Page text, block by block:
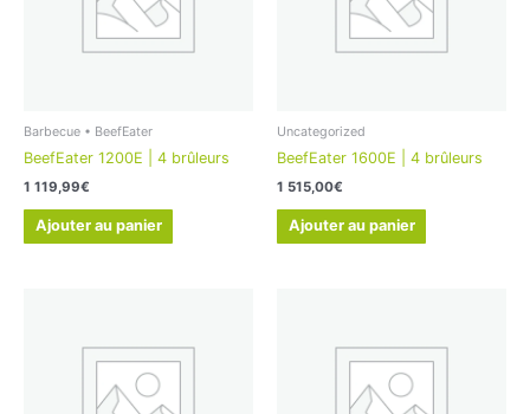
Barbecue • BeefEater
BeefEater 1200E | 4 brûleurs
1 119,99€
Ajouter au panier
Uncategorized
BeefEater 1600E | 4 brûleurs
1 515,00€
Ajouter au panier